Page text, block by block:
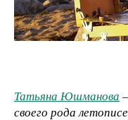
Татьяна Юшманова
своего рода